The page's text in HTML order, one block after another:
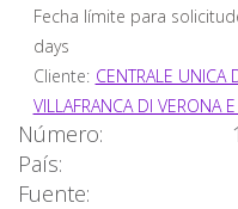
Fecha límite para
days
Cliente: CENTRALE
VILLAFRANCA DI VERONA
Número:
País:
Fuente: